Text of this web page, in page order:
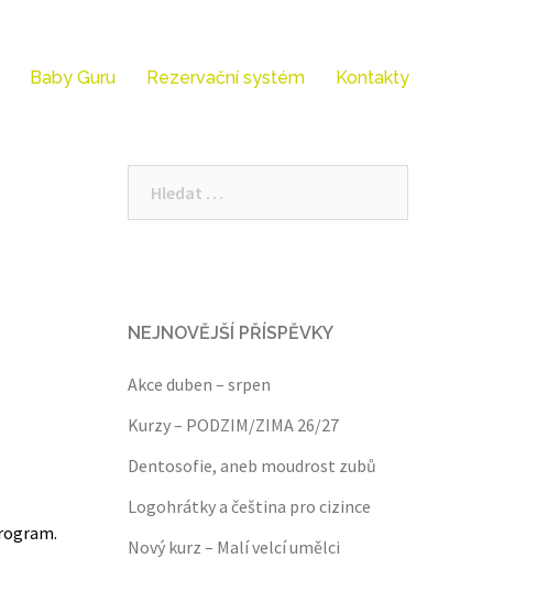
Baby Guru Rezervační systém Kontakty
NEJNOVĚJŠÍ PŘÍSPĚVKY
Akce duben – srpen
Kurzy – PODZIM/ZIMA 26/27
Dentosofie, aneb moudrost zubů
Logohrátky a čeština pro cizince
Nový kurz – Malí velcí umělci